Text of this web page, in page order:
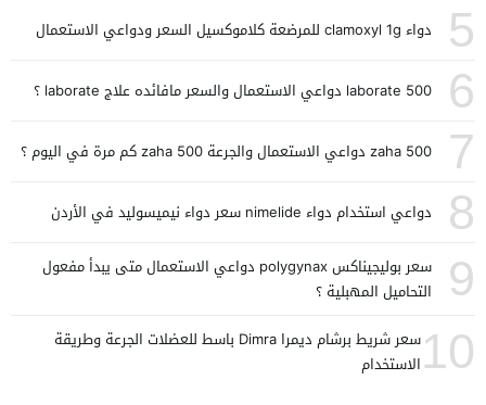
5 دواء clamoxyl 1g للمرضعة كلاموكسيل السعر ودواعي الاستعمال
6 laborate 500 دواعي الاستعمال والسعر مافائده علاج laborate ؟
7 zaha 500 دواعي الاستعمال والجرعة zaha 500 كم مرة في اليوم ؟
8 دواعي استخدام دواء nimelide سعر دواء نيميسوليد في الأردن
9
سعر بوليجيناكس polygynax دواعي الاستعمال متى يبدأ مفعول
التحاميل المهبلية ؟
10
سعر شريط برشام ديمرا Dimra باسط للعضلات الجرعة وطريقة
الاستخدام